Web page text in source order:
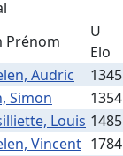
Prénom
U
Elo
Audric 1345
Simon 1354
Louis 1485
Vincent 1784